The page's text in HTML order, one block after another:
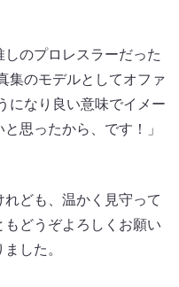
のプロレスラーだった
集のモデルとしてオファ
になり良い意味でイメー
思ったから、です！」
れども、温かく見守って
どうぞよろしくお願い
した。